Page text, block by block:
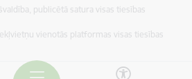
publicētā satura visas tiesības
vienotās platformas visas tiesības